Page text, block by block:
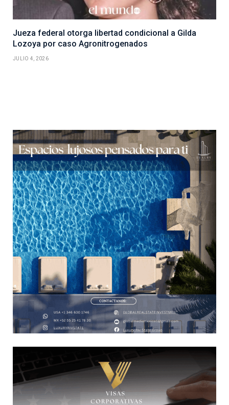
Jueza federal otorga libertad condicional a Gilda
Lozoya por caso Agronitrogenados
JULIO 4, 2026